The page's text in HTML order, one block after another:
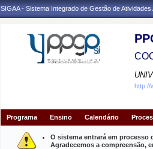
SIGAA - Sistema Integrado de Gestão de Atividades
http://
Programa Ensino Calendário
O sistema entrará em processo
Agradecemos a compreensão,